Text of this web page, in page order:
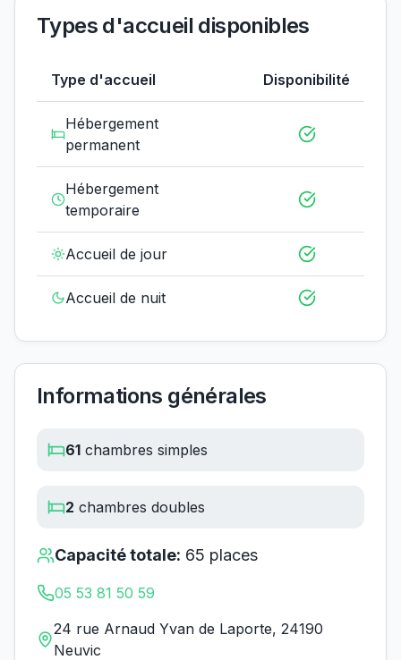
Types d'accueil disponibles
Type d'accueil Disponibilité
Hébergement
permanent
Hébergement
temporaire
Accueil de jour
Accueil de nuit
Informations générales
61 chambres simples
2 chambres doubles
Capacité totale: 65 places
05 53 81 50 59
24 rue Arnaud Yvan de Laporte, 24190
Neuvic